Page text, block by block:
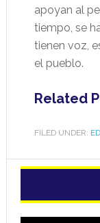
apoyan al
tiempo, se
tienen voz,
el pueblo.
Related
FILED UNDER: